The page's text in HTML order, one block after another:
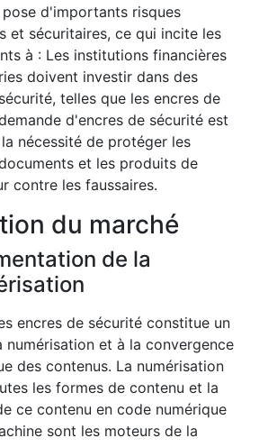
d'importants risques
et sécuritaires, ce qui incite les
à : Les institutions financières
doivent investir dans des
telles que les encres de
d'encres de sécurité est
nécessité de protéger les
et les produits de
contre les faussaires.
du marché
de la
encres de sécurité constitue un
numérisation et à la convergence
des contenus. La numérisation
les formes de contenu et la
ce contenu en code numérique
sont les moteurs de la